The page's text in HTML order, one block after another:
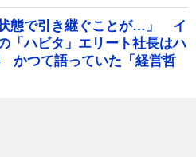
状態で引き継ぐことが…」 イ
「ハビタ」エリート社長はハ
かつて語っていた「経営哲